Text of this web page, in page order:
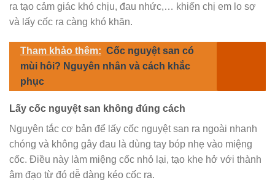
ra tạo cảm giác khó chịu, đau nhức,… khiến chị em lo sợ
và lấy cốc ra càng khó khăn.
Tham khảo thêm: Cốc nguyệt san có
mùi hôi? Nguyên nhân và cách khắc
phục
Lấy cốc nguyệt san không đúng cách
Nguyên tắc cơ bản để lấy cốc nguyệt san ra ngoài nhanh
chóng và không gây đau là dùng tay bóp nhẹ vào miệng
cốc. Điều này làm miệng cốc nhỏ lại, tạo khe hở với thành
âm đạo từ đó dễ dàng kéo cốc ra.